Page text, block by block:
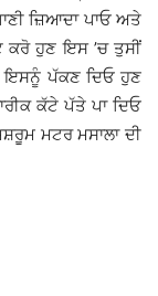
ਜ਼ਿਆਦਾ ਪਾਓ ਅਤੇ
ਕਰੋ ਹੁਣ ਇਸ ’ਚ ਤੁਸੀਂ
ਪੱਕਣ ਦਿਓ ਹੁਣ
ਕੱਟੇ ਪੱਤੇ ਪਾ ਦਿਓ
ਮਟਰ ਮਸਾਲਾ ਦੀ